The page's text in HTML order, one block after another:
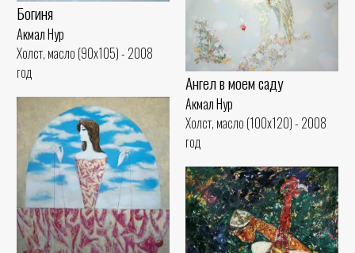
Богиня
Акмал Нур
Холст, масло (90x105) - 2008
год
Ангел в моем саду
Акмал Нур
Холст, масло (100x120) - 2008
год